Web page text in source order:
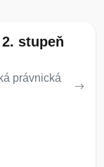
stupeň
právnická